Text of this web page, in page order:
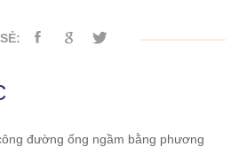
đường ống ngầm bằng phương